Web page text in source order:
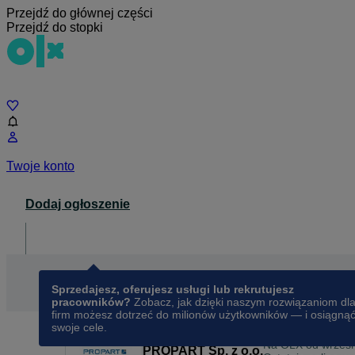
Przejdź do głównej części
Przejdź do stopki
Twoje konto
Dodaj ogłoszenie
Sprzedajesz, oferujesz usługi lub rekrutujesz
pracowników? Zobacz, jak dzięki naszym rozwiązaniom dla
firm możesz dotrzeć do milionów użytkowników — i osiągnąć
swoje cele.
PROPART Sp. z o.o.Na OLX od